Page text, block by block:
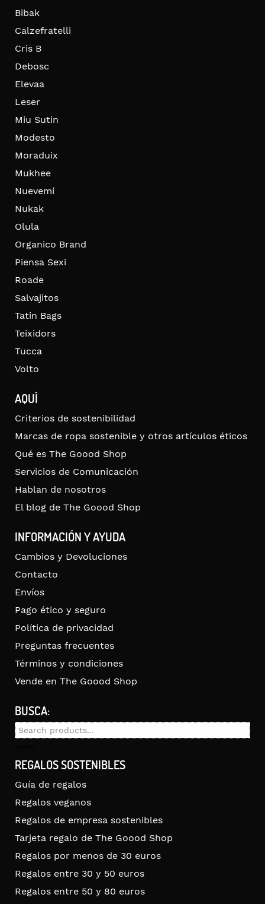
Bibak
Calzefratelli
Cris B
Debosc
Elevaa
Leser
Miu Sutin
Modesto
Moraduix
Mukhee
Nuevemí
Nukak
Olula
Organico Brand
Piensa Sexi
Roade
Salvajitos
Tatin Bags
Teixidors
Tucca
Volto
AQUÍ
Criterios de sostenibilidad
Marcas de ropa sostenible y otros artículos éticos
Qué es The Goood Shop
Servicios de Comunicación
Hablan de nosotros
El blog de The Goood Shop
INFORMACIÓN Y AYUDA
Cambios y Devoluciones
Contacto
Envíos
Pago ético y seguro
Política de privacidad
Preguntas frecuentes
Términos y condiciones
Vende en The Goood Shop
BUSCA:
Search
REGALOS SOSTENIBLES
Guía de regalos
Regalos veganos
Regalos de empresa sostenibles
Tarjeta regalo de The Goood Shop
Regalos por menos de 30 euros
Regalos entre 30 y 50 euros
Regalos entre 50 y 80 euros